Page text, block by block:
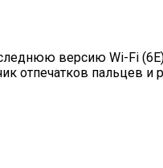
версию Wi-Fi (6E)
отпечатков пальцев и